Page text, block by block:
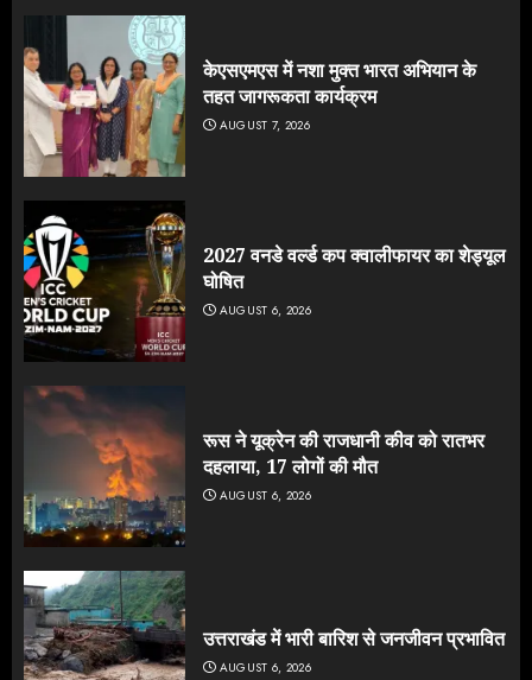
केएसएमएस में नशा मुक्त भारत अभियान के
तहत जागरूकता कार्यक्रम
AUGUST 7, 2026
2027 वनडे वर्ल्ड कप क्वालीफायर का शेड्यूल
घोषित
AUGUST 6, 2026
रूस ने यूक्रेन की राजधानी कीव को रातभर
दहलाया, 17 लोगों की मौत
AUGUST 6, 2026
उत्तराखंड में भारी बारिश से जनजीवन प्रभावित
AUGUST 6, 2026